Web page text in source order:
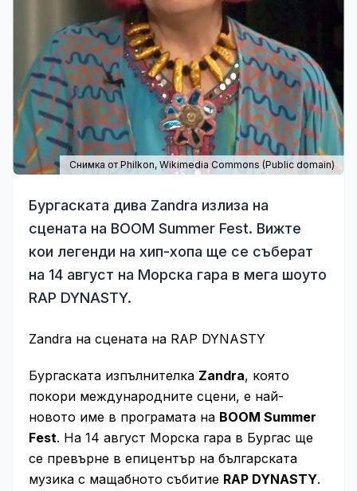
Снимка от Philkon, Wikimedia Commons (Public domain)
Бургаската дива Zandra излиза на
сцената на BOOM Summer Fest. Вижте
кои легенди на хип-хопа ще се съберат
на 14 август на Морска гара в мега шоуто
RAP DYNASTY.
Zandra на сцената на RAP DYNASTY
Бургаската изпълнителка Zandra, която
покори международните сцени, е най-
новото име в програмата на BOOM Summer
Fest. На 14 август Морска гара в Бургас ще
се превърне в епицентър на българската
музика с мащабното събитие RAP DYNASTY.